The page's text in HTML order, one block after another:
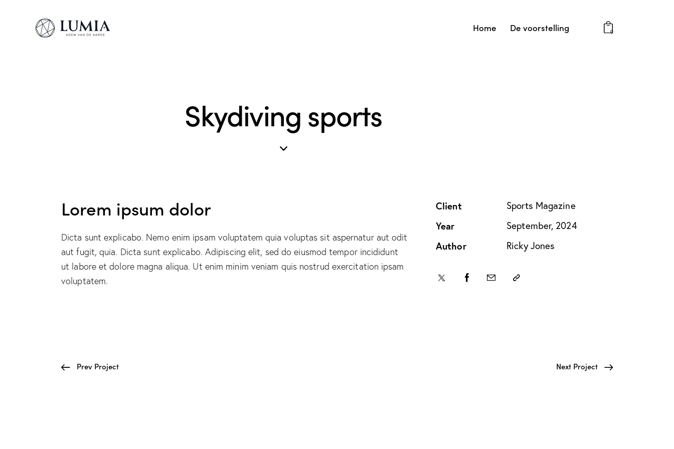
Home De voorstelling 0
Skydiving sports
Lorem ipsum dolor
Dicta sunt explicabo. Nemo enim ipsam voluptatem quia voluptas sit aspernatur aut odit
aut fugit, quia. Dicta sunt explicabo. Adipiscing elit, sed do eiusmod tempor incididunt
ut labore et dolore magna aliqua. Ut enim minim veniam quis nostrud exercitation ipsam
voluptatem.
Client Sports Magazine
Year September, 2024
Author Ricky Jones
Prev Project Next Project